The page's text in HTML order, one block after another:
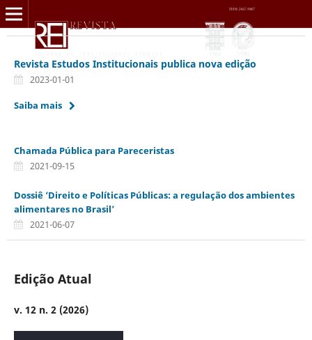
Revista Estudos Institucionais publica nova edição
2023-01-01
Saiba mais
Chamada Pública para Pareceristas
2021-09-15
Dossiê ‘Direito e Políticas Públicas: a regulação dos ambientes
alimentares no Brasil’
2021-06-07
Edição Atual
v. 12 n. 2 (2026)